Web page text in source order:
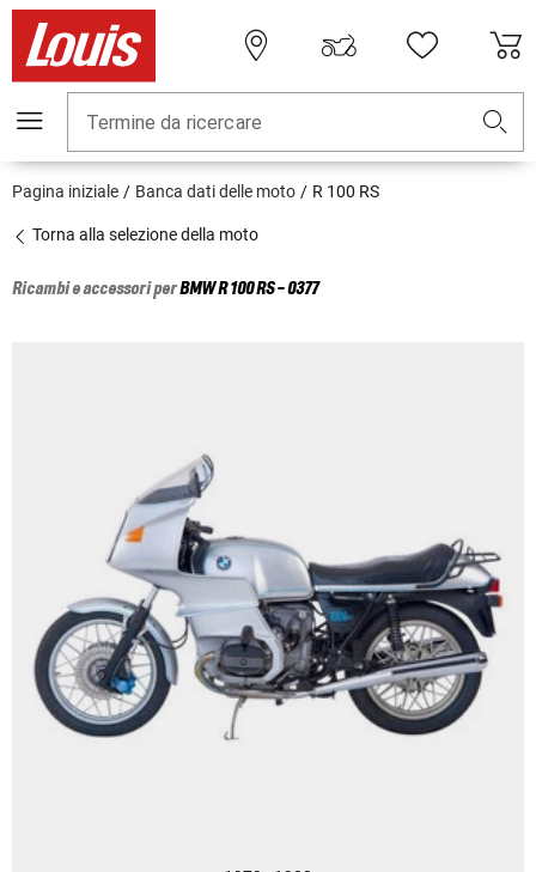
Termine da ricercare
Pagina iniziale Banca dati delle moto R 100 RS
Torna alla selezione della moto
Ricambi e accessori perBMWR 100 RS - 0377